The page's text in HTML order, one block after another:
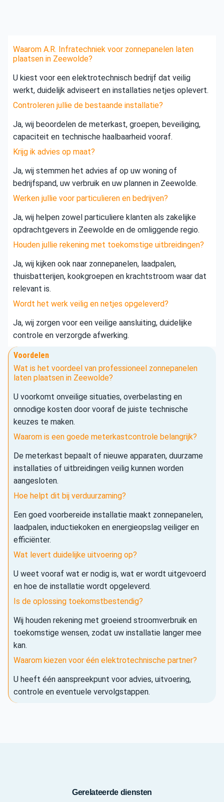
Waarom A.R. Infratechniek voor zonnepanelen laten
plaatsen in Zeewolde?
U kiest voor een elektrotechnisch bedrijf dat veilig
werkt, duidelijk adviseert en installaties netjes oplevert.
Controleren jullie de bestaande installatie?
Ja, wij beoordelen de meterkast, groepen, beveiliging,
capaciteit en technische haalbaarheid vooraf.
Krijg ik advies op maat?
Ja, wij stemmen het advies af op uw woning of
bedrijfspand, uw verbruik en uw plannen in Zeewolde.
Werken jullie voor particulieren en bedrijven?
Ja, wij helpen zowel particuliere klanten als zakelijke
opdrachtgevers in Zeewolde en de omliggende regio.
Houden jullie rekening met toekomstige uitbreidingen?
Ja, wij kijken ook naar zonnepanelen, laadpalen,
thuisbatterijen, kookgroepen en krachtstroom waar dat
relevant is.
Wordt het werk veilig en netjes opgeleverd?
Ja, wij zorgen voor een veilige aansluiting, duidelijke
controle en verzorgde afwerking.
Voordelen
Wat is het voordeel van professioneel zonnepanelen
laten plaatsen in Zeewolde?
U voorkomt onveilige situaties, overbelasting en
onnodige kosten door vooraf de juiste technische
keuzes te maken.
Waarom is een goede meterkastcontrole belangrijk?
De meterkast bepaalt of nieuwe apparaten, duurzame
installaties of uitbreidingen veilig kunnen worden
aangesloten.
Hoe helpt dit bij verduurzaming?
Een goed voorbereide installatie maakt zonnepanelen,
laadpalen, inductiekoken en energieopslag veiliger en
efficiënter.
Wat levert duidelijke uitvoering op?
U weet vooraf wat er nodig is, wat er wordt uitgevoerd
en hoe de installatie wordt opgeleverd.
Is de oplossing toekomstbestendig?
Wij houden rekening met groeiend stroomverbruik en
toekomstige wensen, zodat uw installatie langer mee
kan.
Waarom kiezen voor één elektrotechnische partner?
U heeft één aanspreekpunt voor advies, uitvoering,
controle en eventuele vervolgstappen.
Gerelateerde diensten